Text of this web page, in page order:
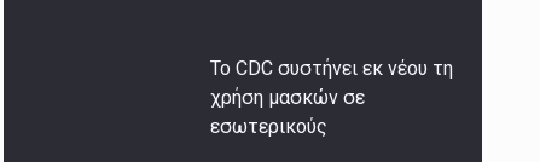
Το CDC συστήνει εκ νέου τη
χρήση μασκών σε
εσωτερικούς